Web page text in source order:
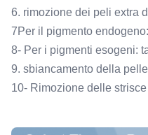
6. rimozione dei peli extra
7Per il pigmento
8- Per i pigmenti esogeni:
9. sbiancamento della pelle
10- Rimozione delle